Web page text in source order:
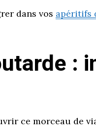
dans vos apéritifs
:
ce morceau de